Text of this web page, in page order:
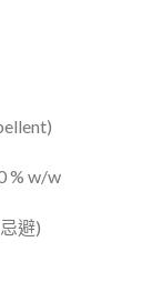
% w/w
避)